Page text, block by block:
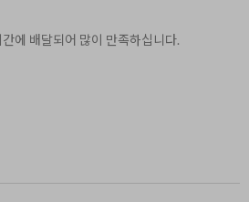
에 배달되어 많이 만족하십니다.